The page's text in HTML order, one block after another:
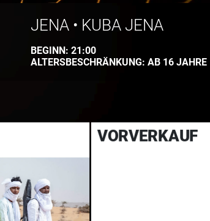
JENA• KUBA JENA
BEGINN: 21:00
ALTERSBESCHRÄNKUNG: AB 16 JAHRE
VORVERKAUF